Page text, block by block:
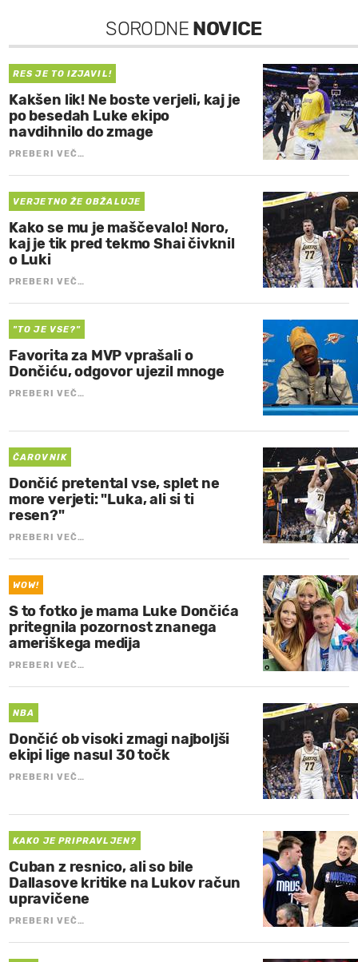
SORODNE NOVICE
RES JE TO IZJAVIL!
Kakšen lik! Ne boste verjeli, kaj je
po besedah Luke ekipo
navdihnilo do zmage
PREBERI VEČ…
VERJETNO ŽE OBŽALUJE
Kako se mu je maščevalo! Noro,
kaj je tik pred tekmo Shai čivknil
o Luki
PREBERI VEČ…
"TO JE VSE?"
Favorita za MVP vprašali o
Dončiću, odgovor ujezil mnoge
PREBERI VEČ…
ČAROVNIK
Dončić pretental vse, splet ne
more verjeti: "Luka, ali si ti
resen?"
PREBERI VEČ…
WOW!
S to fotko je mama Luke Dončića
pritegnila pozornost znanega
ameriškega medija
PREBERI VEČ…
NBA
Dončić ob visoki zmagi najboljši
ekipi lige nasul 30 točk
PREBERI VEČ…
KAKO JE PRIPRAVLJEN?
Cuban z resnico, ali so bile
Dallasove kritike na Lukov račun
upravičene
PREBERI VEČ…